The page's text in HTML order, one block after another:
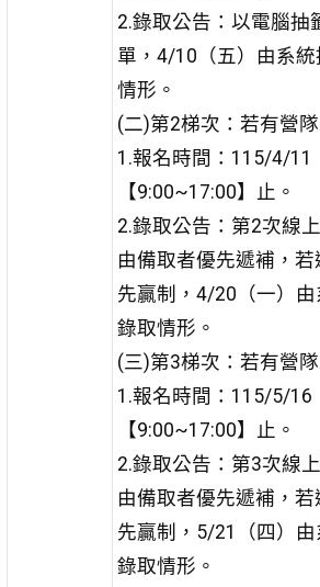
2.錄取公告：以電腦抽
單，4/10（五）由系
情形。
(二)第2梯次：若有營
1.報名時間：115/4/11
【9:00~17:00】止。
2.錄取公告：第2次線
由備取者優先遞補，
先贏制，4/20（一）
錄取情形。
(三)第3梯次：若有營
1.報名時間：115/5/16
【9:00~17:00】止。
2.錄取公告：第3次線
由備取者優先遞補，
先贏制，5/21（四）
錄取情形。